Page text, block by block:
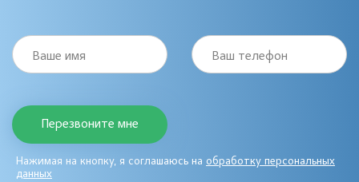
Ваше имя Ваш телефон
Нажимая на кнопку, я соглашаюсь на обработку персональных
данных